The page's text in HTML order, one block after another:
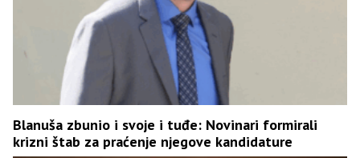
Blanuša zbunio i svoje i tuđe: Novinari formirali
krizni štab za praćenje njegove kandidature